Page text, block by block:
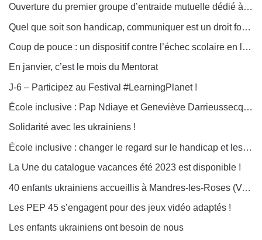
Ouverture du premier groupe d’entraide mutuelle dédié à l’autisme dans l’Allier
Quel que soit son handicap, communiquer est un droit fondamental !
Coup de pouce : un dispositif contre l’échec scolaire en lecture et écriture !
En janvier, c’est le mois du Mentorat
J-6 – Participez au Festival #LearningPlanet !
École inclusive : Pap Ndiaye et Geneviève Darrieussecq au lycée Toulouse-Lautrec à Vaucresson
Solidarité avec les ukrainiens !
École inclusive : changer le regard sur le handicap et les PEP 92 à l’honneur
La Une du catalogue vacances été 2023 est disponible !
40 enfants ukrainiens accueillis à Mandres-les-Roses (Val de Marne) et Montmartin (Manche) – Mobilisons-nous pour leur offrir un temps de répit !
Les PEP 45 s’engagent pour des jeux vidéo adaptés !
Les enfants ukrainiens ont besoin de nous